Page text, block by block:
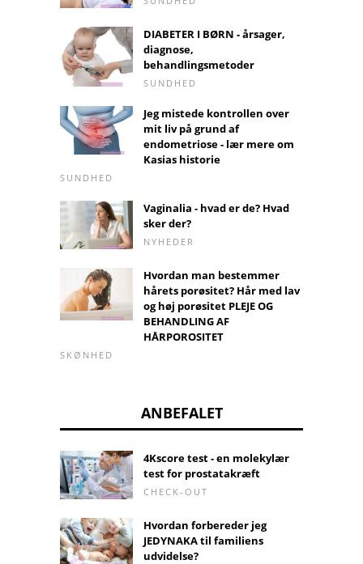
DIABETER I BØRN - årsager,
diagnose,
behandlingsmetoder
SUNDHED
Jeg mistede kontrollen over
mit liv på grund af
endometriose - lær mere om
Kasias historie
SUNDHED
Vaginalia - hvad er de? Hvad
sker der?
NYHEDER
Hvordan man bestemmer
hårets porøsitet? Hår med lav
og høj porøsitet PLEJE OG
BEHANDLING AF
HÅRPOROSITET
SKØNHED
ANBEFALET
4Kscore test - en molekylær
test for prostatakræft
CHECK-OUT
Hvordan forbereder jeg
JEDYNAKA til familiens
udvidelse?